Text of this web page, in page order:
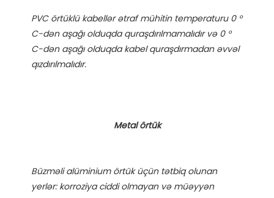
PVC örtüklü kabellər ətraf mühitin temperaturu 0 °
C-dən aşağı olduqda quraşdırılmamalıdır və 0 °
C-dən aşağı olduqda kabel quraşdırmadan əvvəl
Metal örtük
Büzməli alüminium örtük üçün tətbiq olunan
yerlər: korroziya ciddi olmayan və müəyyən